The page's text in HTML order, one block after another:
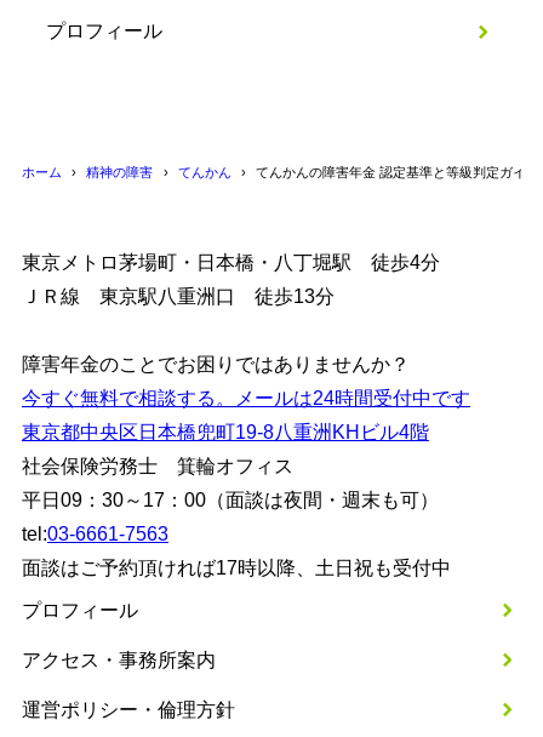
プロフィール
ホーム 精神の障害 てんかん てんかんの障害年金 認定基準と等級判定ガイ
東京メトロ茅場町・日本橋・八丁堀駅 徒歩4分
ＪＲ線 東京駅八重洲口 徒歩13分
障害年金のことでお困りではありませんか？
今すぐ無料で相談する。メールは24時間受付中です
東京都中央区日本橋兜町19-8八重洲KHビル4階
社会保険労務士 箕輪オフィス
平日09：30～17：00（面談は夜間・週末も可）
tel:03-6661-7563
面談はご予約頂ければ17時以降、土日祝も受付中
プロフィール
アクセス・事務所案内
運営ポリシー・倫理方針